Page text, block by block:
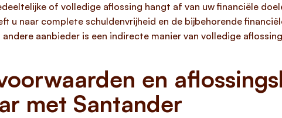
of volledige aflossing hangt af van uw financiële
u naar complete schuldenvrijheid en de bijbehorende
andere aanbieder is een indirecte manier van volledige
en
met Santander